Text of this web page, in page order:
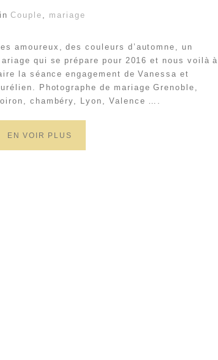
inCouple , mariage
amoureux, des couleurs d’automne, un
qui se prépare pour 2016 et nous voilà à
la séance engagement de Vanessa et
Photographe de mariage Grenoble,
chambéry, Lyon, Valence ….
EN VOIR PLUS